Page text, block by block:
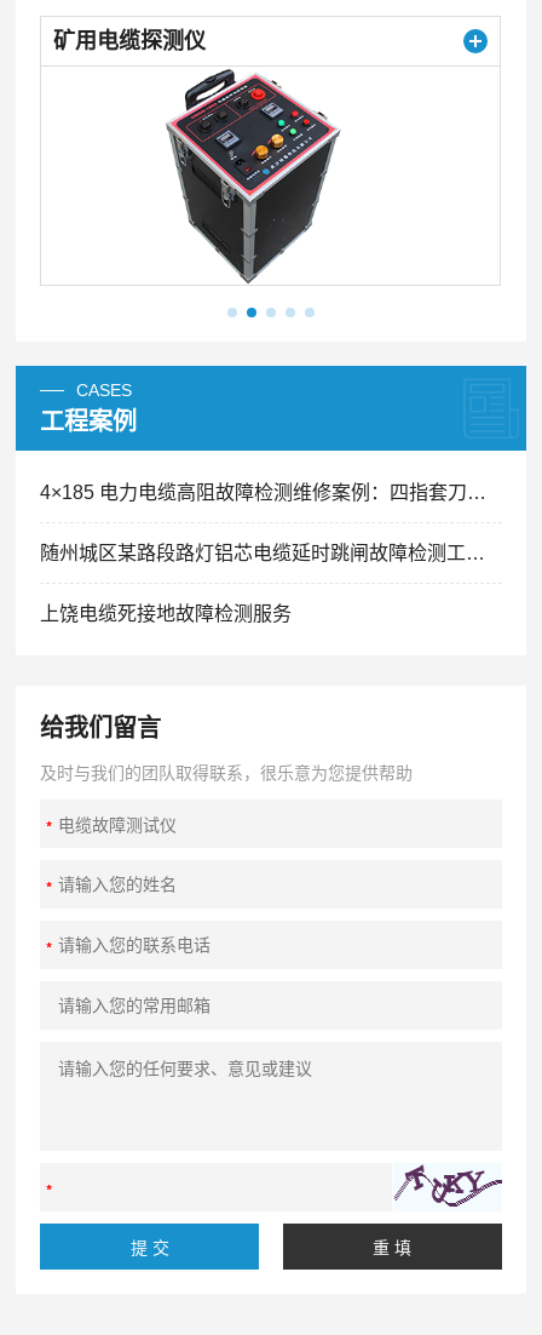
矿用电缆探测仪
CASES
工程案例
4×185 电力电缆高阻故障检测维修案例：四指套刀片划痕引发间歇性跳闸精准排查
随州城区某路段路灯铝芯电缆延时跳闸故障检测工程案例
上饶电缆死接地故障检测服务
给我们留言
及时与我们的团队取得联系，很乐意为您提供帮助